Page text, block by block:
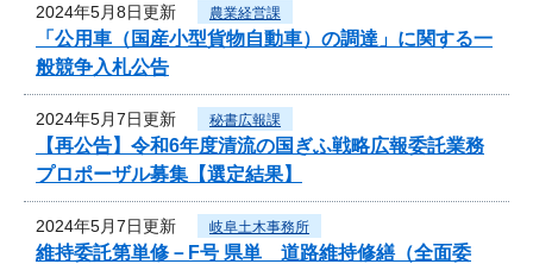
2024年5月8日更新 農業経営課
「公用車（国産小型貨物自動車）の調達」に関する一
般競争入札公告
2024年5月7日更新 秘書広報課
【再公告】令和6年度清流の国ぎふ戦略広報委託業務
プロポーザル募集【選定結果】
2024年5月7日更新 岐阜土木事務所
維持委託第単修－F号 県単 道路維持修繕（全面委